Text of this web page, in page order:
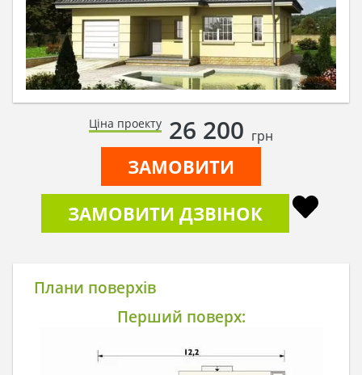
Ціна проекту 26 200 грн
ЗАМОВИТИ
ЗАМОВИТИ ДЗВІНОК
Плани поверхів
Перший поверх: